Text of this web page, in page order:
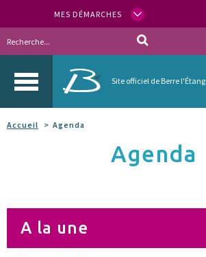
MES DÉMARCHES
Site officiel de Berre l'Étang
Accueil Agenda
Agenda
A la une